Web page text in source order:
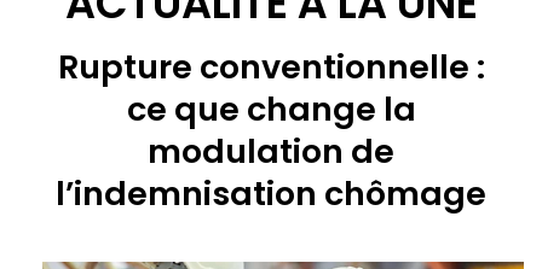
Rupture conventionnelle :
ce que change la
modulation de
l’indemnisation chômage